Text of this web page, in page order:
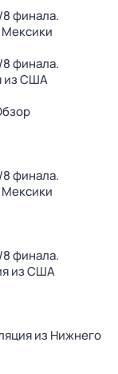
финала.
Мексики
финала.
из США
финала.
Мексики
финала.
из США
из Нижнего